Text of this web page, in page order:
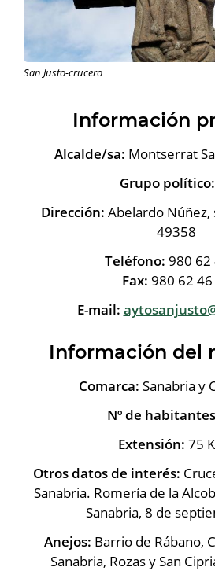
San Justo-crucero
Información
Alcalde/sa: Montserrat
Grupo político:
Dirección: Abelardo Núñez,
49358
Teléfono: 980 62
Fax: 980 62 46
E-mail:
Información del
Comarca: Sanabria y
Nº de
Extensión: 75
Otros datos de interés:
Sanabria. Romería de la
Sanabria, 8 de
Anejos: Barrio de Rábano,
Sanabria, Rozas y San